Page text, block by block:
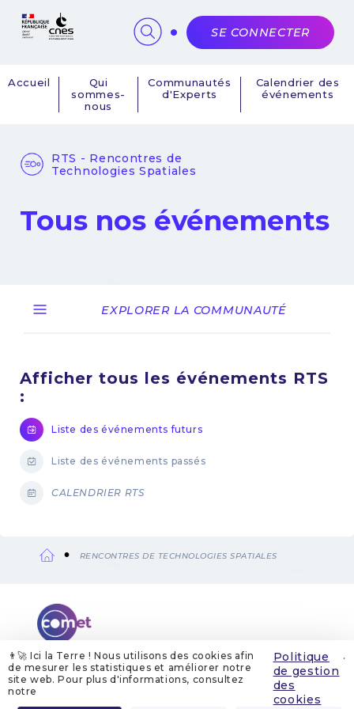
👨‍🚀 Ici la Terre ! Nous utilisons des cookies afin
de mesurer les statistiques et améliorer notre
site web. Pour plus d'informations, consultez
notre
Politique
de gestion
des
cookies
.
Navigation
Accueil
Qui
sommes-
nous
Communautés
d'Experts
Calendrier des
événements
SE CONNECTER
RTS - Rencontres de
Technologies Spatiales
Tous nos événements
EXPLORER LA COMMUNAUTÉ
Afficher tous les événements RTS
:
Liste des événements futurs
Liste des événements passés
CALENDRIER RTS
d'Ariane
RENCONTRES DE TECHNOLOGIES SPATIALES
QUI SOMMES-NOUS
MENTIONS LÉGALES
GESTION DES COOKIES
POLITIQUE DE GESTION DES COOKIES